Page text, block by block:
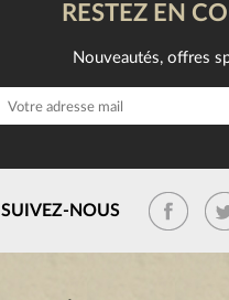
RESTEZ EN
Nouveautés, offres
SUIVEZ-NOUS